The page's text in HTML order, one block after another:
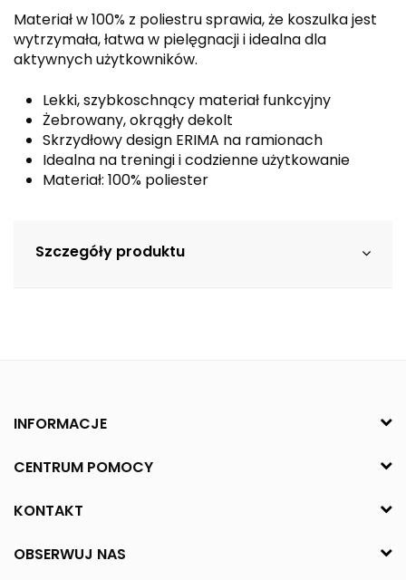
Materiał w 100% z poliestru sprawia, że koszulka jest
wytrzymała, łatwa w pielęgnacji i idealna dla
aktywnych użytkowników.
Lekki, szybkoschnący materiał funkcyjny
Żebrowany, okrągły dekolt
Skrzydłowy design ERIMA na ramionach
Idealna na treningi i codzienne użytkowanie
Materiał: 100% poliester
Szczegóły produktu
INFORMACJE
CENTRUM POMOCY
KONTAKT
OBSERWUJ NAS